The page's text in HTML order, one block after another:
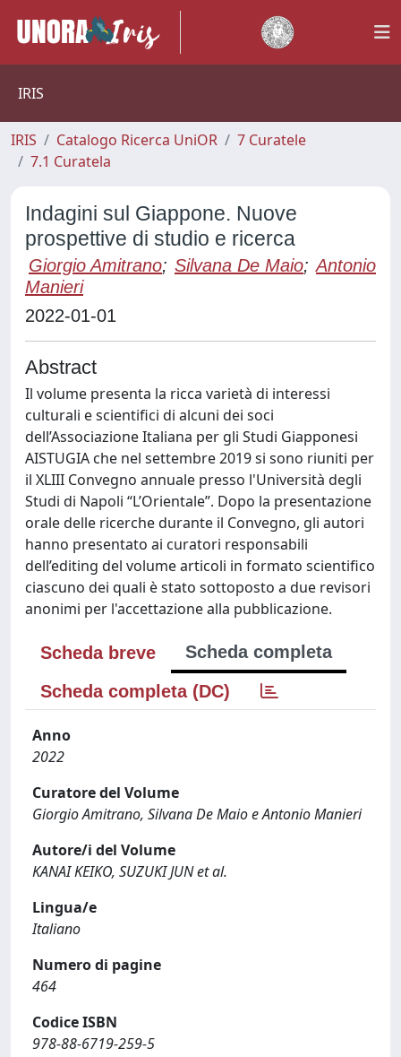
IRIS
IRIS Catalogo Ricerca UniOR
7 Curatele
7.1 Curatela
Indagini sul Giappone. Nuove
prospettive di studio e ricerca
Giorgio Amitrano; Silvana De Maio; Antonio
Manieri
2022-01-01
Abstract
Il volume presenta la ricca varietà di interessi
culturali e scientifici di alcuni dei soci
dell’Associazione Italiana per gli Studi Giapponesi
AISTUGIA che nel settembre 2019 si sono riuniti per
il XLIII Convegno annuale presso l'Università degli
Studi di Napoli “L’Orientale”. Dopo la presentazione
orale delle ricerche durante il Convegno, gli autori
hanno presentato ai curatori responsabili
dell’editing del volume articoli in formato scientifico
ciascuno dei quali è stato sottoposto a due revisori
anonimi per l'accettazione alla pubblicazione.
Scheda breve
Scheda completa
Scheda completa (DC)
Anno
2022
Curatore del Volume
Giorgio Amitrano, Silvana De Maio e Antonio Manieri
Autore/i del Volume
KANAI KEIKO, SUZUKI JUN et al.
Lingua/e
Italiano
Numero di pagine
464
Codice ISBN
978-88-6719-259-5